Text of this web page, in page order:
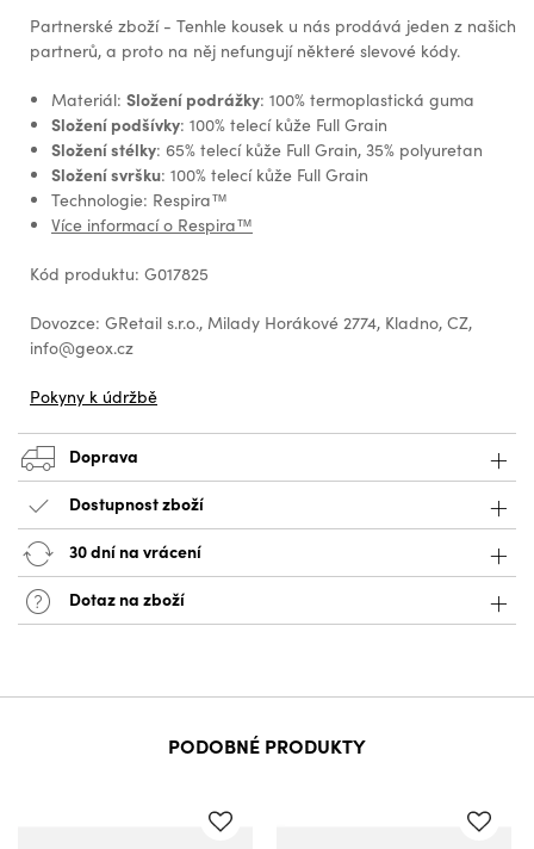
Partnerské zboží - Tenhle kousek u nás prodává jeden z našich
partnerů, a proto na něj nefungují některé slevové kódy.
Materiál: Složení podrážky: 100% termoplastická guma
Složení podšívky: 100% telecí kůže Full Grain
Složení stélky: 65% telecí kůže Full Grain, 35% polyuretan
Složení svršku: 100% telecí kůže Full Grain
Technologie: Respira™
Více informací o Respira™
Kód produktu: G017825
Dovozce: GRetail s.r.o., Milady Horákové 2774, Kladno, CZ,
info@geox.cz
Pokyny k údržbě
Doprava
Dostupnost zboží
30 dní na vrácení
Dotaz na zboží
PODOBNÉ PRODUKTY